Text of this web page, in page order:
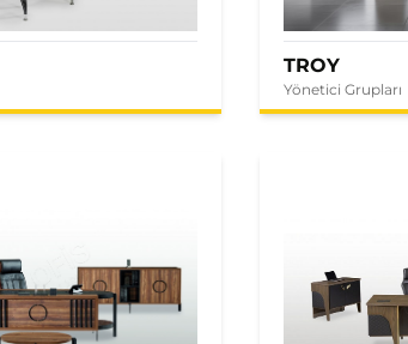
TROY
Yönetici Grupları